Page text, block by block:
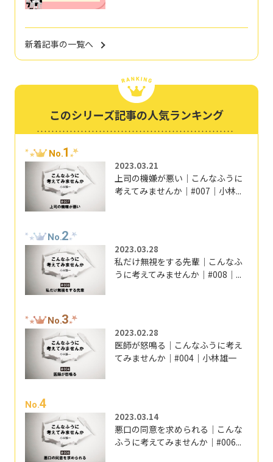
新着記事の一覧へ
このシリーズ記事の人気ランキング
No.1
2023.03.21
上司の機嫌が悪い｜こんなふうに
考えてみませんか｜#007｜小林...
No.2
2023.03.28
私だけ無視をする先輩｜こんなふ
うに考えてみませんか｜#008｜...
No.3
2023.02.28
医師が怒鳴る｜こんなふうに考え
てみませんか｜#004｜小林雄一
No.4
2023.03.14
悪口の同意を求められる｜こんな
ふうに考えてみませんか｜#006...